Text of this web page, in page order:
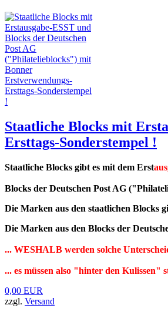
Staatliche Blocks mit
Ersttags-Sonderstempel !
Staatliche Blocks gibt es mit dem Erst
Blocks der Deutschen Post AG
Die Marken aus den staatlichen Blocks
Die Marken aus den Blocks der
... WESHALB werden solche
... es müssen also "hinter den Kulissen"
0,00 EUR
zzgl. Versand